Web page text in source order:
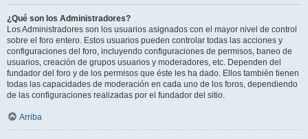
¿Qué son los Administradores?
Los Administradores son los usuarios asignados con el mayor nivel de control
sobre el foro entero. Estos usuarios pueden controlar todas las acciones y
configuraciones del foro, incluyendo configuraciones de permisos, baneo de
usuarios, creación de grupos usuarios y moderadores, etc. Dependen del
fundador del foro y de los permisos que éste les ha dado. Ellos también tienen
todas las capacidades de moderación en cada uno de los foros, dependiendo
de las configuraciones realizadas por el fundador del sitio.
Arriba